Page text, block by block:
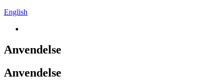
English
Anvendelse
Anvendelse